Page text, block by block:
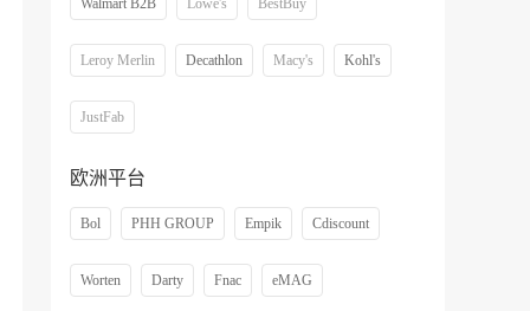
Walmart B2B Lowe's BestBuy
Leroy Merlin Decathlon Macy's Kohl's
JustFab
欧洲平台
Bol PHH GROUP Empik Cdiscount
Worten Darty Fnac eMAG